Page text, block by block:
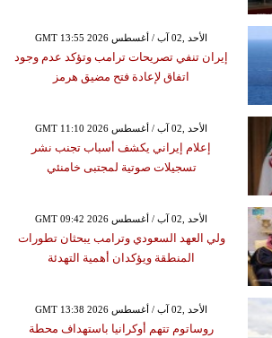
GMT 13:55 2026 الأحد ,02 آب / أغسطس
إيران تنفي تصريحات ترامب وتؤكد عدم وجود
اتفاق لإعادة فتح مضيق هرمز
GMT 11:10 2026 الأحد ,02 آب / أغسطس
إعلام إيراني يكشف أسباب تجنب نشر
تسجيلات صوتية لمجتبى خامنئي
GMT 09:42 2026 الأحد ,02 آب / أغسطس
ولي العهد السعودي وترامب يبحثان تطورات
المنطقة ويؤكدان أهمية التهدئة
GMT 13:38 2026 الأحد ,02 آب / أغسطس
روساتوم تتهم أوكرانيا باستهداف محطة